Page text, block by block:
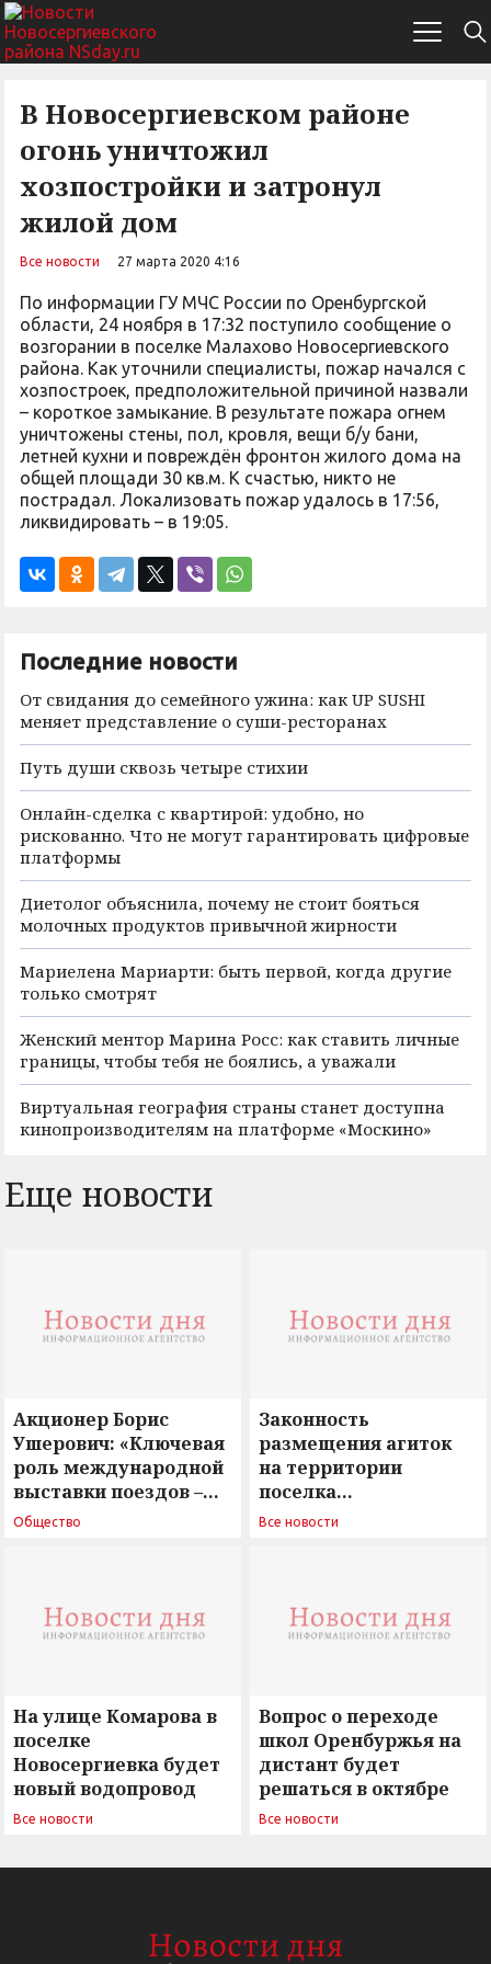
В Новосергиевском районе
огонь уничтожил
хозпостройки и затронул
жилой дом
Все новости 27 марта 2020 4:16
По информации ГУ МЧС России по Оренбургской
области, 24 ноября в 17:32 поступило сообщение о
возгорании в поселке Малахово Новосергиевского
района. Как уточнили специалисты, пожар начался с
хозпостроек, предположительной причиной назвали
– короткое замыкание. В результате пожара огнем
уничтожены стены, пол, кровля, вещи б/у бани,
летней кухни и повреждён фронтон жилого дома на
общей площади 30 кв.м. К счастью, никто не
пострадал. Локализовать пожар удалось в 17:56,
ликвидировать – в 19:05.
Последние новости
От свидания до семейного ужина: как UP SUSHI
меняет представление о суши-ресторанах
Путь души сквозь четыре стихии
Онлайн-сделка с квартирой: удобно, но
рискованно. Что не могут гарантировать цифровые
платформы
Диетолог объяснила, почему не стоит бояться
молочных продуктов привычной жирности
Мариелена Мариарти: быть первой, когда другие
только смотрят
Женский ментор Марина Росс: как ставить личные
границы, чтобы тебя не боялись, а уважали
Виртуальная география страны станет доступна
кинопроизводителям на платформе «Москино»
Еще новости
Акционер Борис
Ушерович: «Ключевая
роль международной
выставки поездов –
поиск ответов на
Общество
Законность
размещения агиток
на территории
поселка
Новосергиевка
Все новости
На улице Комарова в
поселке
Новосергиевка будет
новый водопровод
Все новости
Вопрос о переходе
школ Оренбуржья на
дистант будет
решаться в октябре
Все новости